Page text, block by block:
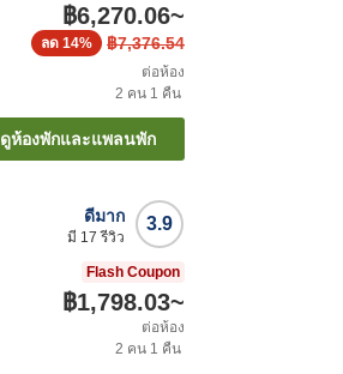
฿6,270.06~
฿7,376.54
ลด 14%
ต่อห้อง
2 คน 1 คืน
ดูห้องพักและแพลนพัก
3.9
ดีมาก
มี 17 รีวิว
Flash Coupon
฿1,798.03~
ต่อห้อง
2 คน 1 คืน